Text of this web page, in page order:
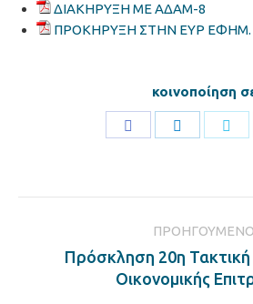
ΔΙΑΚΗΡΥΞΗ ΜΕ ΑΔΑΜ-8
ΠΡΟΚΗΡΥΞΗ ΣΤΗΝ ΕΥΡ ΕΦΗΜ.
κοινοποίηση
ΠΡΟΗΓΟΎΜΕΝΟ
post:
Πρόσκληση 20η Τακτική
Οικονομικής